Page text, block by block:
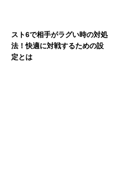
スト6で相手がラグい時の対処
法！快適に対戦するための設
定とは